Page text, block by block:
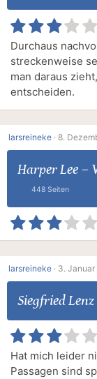
Durchaus
streckenweise
man daraus
entscheiden.
larsreineke · 8.
Harper Lee–
448 Seiten
larsreineke · 3. Januar
Siegfried Lenz
Hat mich leider
Passagen sind